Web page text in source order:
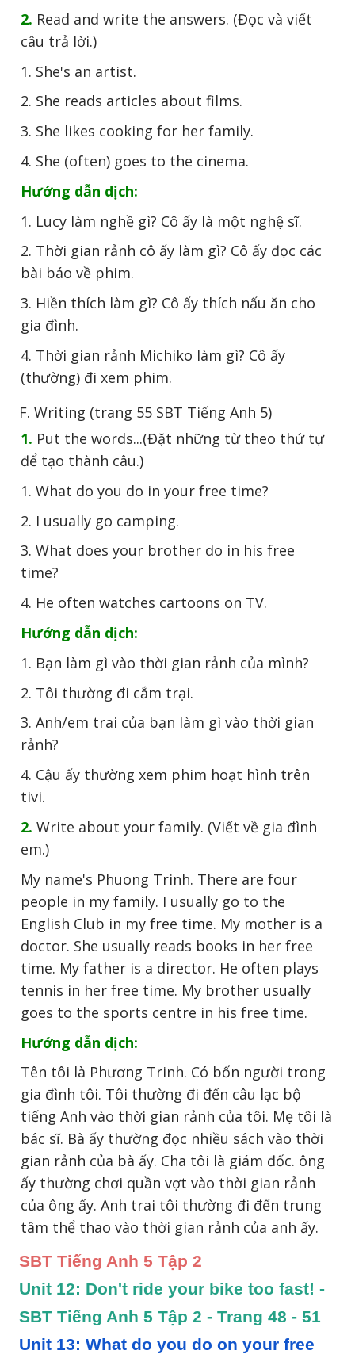
2. Read and write the answers. (Đọc và viết
câu trả lời.)
1. She's an artist.
2. She reads articles about films.
3. She likes cooking for her family.
4. She (often) goes to the cinema.
Hướng dẫn dịch:
1. Lucy làm nghề gì? Cô ấy là một nghệ sĩ.
2. Thời gian rảnh cô ấy làm gì? Cô ấy đọc các
bài báo về phim.
3. Hiền thích làm gì? Cô ấy thích nấu ăn cho
gia đình.
4. Thời gian rảnh Michiko làm gì? Cô ấy
(thường) đi xem phim.
F. Writing (trang 55 SBT Tiếng Anh 5)
1. Put the words...(Đặt những từ theo thứ tự
để tạo thành câu.)
1. What do you do in your free time?
2. I usually go camping.
3. What does your brother do in his free
time?
4. He often watches cartoons on TV.
Hướng dẫn dịch:
1. Bạn làm gì vào thời gian rảnh của mình?
2. Tôi thường đi cắm trại.
3. Anh/em trai của bạn làm gì vào thời gian
rảnh?
4. Cậu ấy thường xem phim hoạt hình trên
tivi.
2. Write about your family. (Viết về gia đình
em.)
My name's Phuong Trinh. There are four
people in my family. I usually go to the
English Club in my free time. My mother is a
doctor. She usually reads books in her free
time. My father is a director. He often plays
tennis in her free time. My brother usually
goes to the sports centre in his free time.
Hướng dẫn dịch:
Tên tôi là Phương Trinh. Có bốn người trong
gia đình tôi. Tôi thường đi đến câu lạc bộ
tiếng Anh vào thời gian rảnh của tôi. Mẹ tôi là
bác sĩ. Bà ấy thường đọc nhiều sách vào thời
gian rảnh của bà ấy. Cha tôi là giám đốc. ông
ấy thường chơi quần vợt vào thời gian rảnh
của ông ấy. Anh trai tôi thường đi đến trung
tâm thể thao vào thời gian rảnh của anh ấy.
SBT Tiếng Anh 5 Tập 2
Unit 12: Don't ride your bike too fast! -
SBT Tiếng Anh 5 Tập 2 - Trang 48 - 51
Unit 13: What do you do on your free